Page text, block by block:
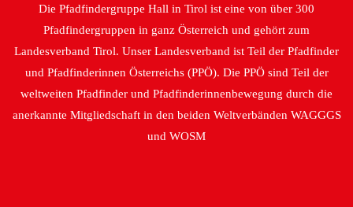
Die Pfadfindergruppe Hall in Tirol ist eine von über 300
Pfadfindergruppen in ganz Österreich und gehört zum
Landesverband Tirol. Unser Landesverband ist Teil der Pfadfinder
und Pfadfinderinnen Österreichs (PPÖ). Die PPÖ sind Teil der
weltweiten Pfadfinder und Pfadfinderinnenbewegung durch die
anerkannte Mitgliedschaft in den beiden Weltverbänden WAGGGS
und WOSM